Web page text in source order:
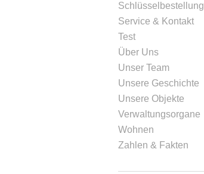
Schlüsselbestellung
Service & Kontakt
Test
Über Uns
Unser Team
Unsere Geschichte
Unsere Objekte
Verwaltungsorgane
Wohnen
Zahlen & Fakten